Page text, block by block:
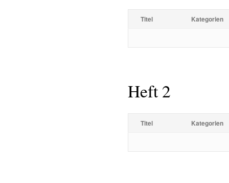
Titel Kategorien
Heft 2
Titel Kategorien